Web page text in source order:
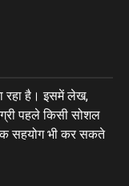
रहा है। इसमें लेख,
पहले किसी सोशल
सहयोग भी कर सकते